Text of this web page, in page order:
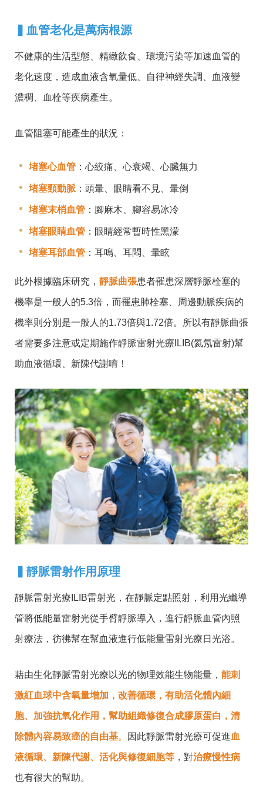
血管老化是萬病根源
不健康的生活型態、精緻飲食、環境污染等加速血管的
老化速度，造成血液含氧量低、自律神經失調、血液變
濃稠、血栓等疾病產生。
血管阻塞可能產生的狀況：
堵塞心血管 ：心絞痛、心衰竭、心臟無力
堵塞頸動脈 ：頭暈、眼睛看不見、暈倒
堵塞末梢血管 ：腳麻木、腳容易冰冷
堵塞眼睛血管 ：眼睛經常暫時性黑濛
堵塞耳部血管 ：耳鳴、耳悶、暈眩
此外根據臨床研究， 靜脈曲張患者罹患深層靜脈栓塞的
機率是一般人的5.3倍，而罹患肺栓塞、周邊動脈疾病的
機率則分別是一般人的1.73倍與1.72倍。所以有靜脈曲張
者需要多注意或定期施作靜脈雷射光療ILIB(氦氖雷射)幫
助血液循環、新陳代謝唷！
靜脈雷射作用原理
靜脈雷射光療ILIB雷射光，在靜脈定點照射，利用光纖導
管將低能量雷射光從手臂靜脈導入，進行靜脈血管內照
射療法，彷彿幫在幫血液進行低能量雷射光療日光浴。
藉由生化靜脈雷射光療以光的物理效能生物能量， 能刺
激紅血球中含氧量增加，改善循環，有助活化體內細
胞、加強抗氧化作用，幫助組織修復合成膠原蛋白，清
除體內容易致癌的自由基。 因此靜脈雷射光療可促進血
液循環、新陳代謝、活化與修復細胞等 ，對治療慢性病
也有很大的幫助。